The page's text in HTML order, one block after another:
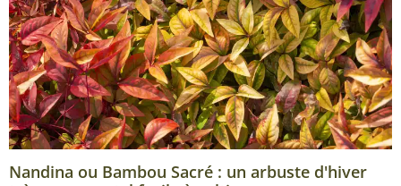
Nandina ou Bambou Sacré : un arbuste d'hiver